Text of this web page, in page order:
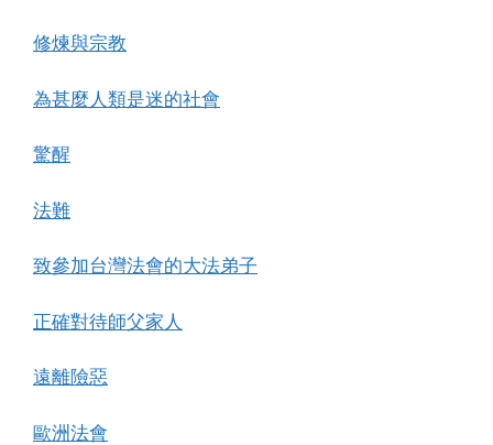
修煉與宗教
為甚麼人類是迷的社會
驚醒
法難
致參加台灣法會的大法弟子
正確對待師父家人
遠離險惡
歐洲法會